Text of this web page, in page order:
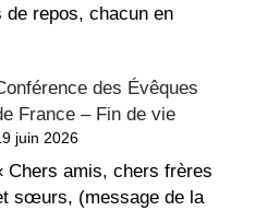
de repos, chacun en
des Évêques
France – Fin de vie
juin 2026
Chers amis, chers frères
sœurs, (message de la